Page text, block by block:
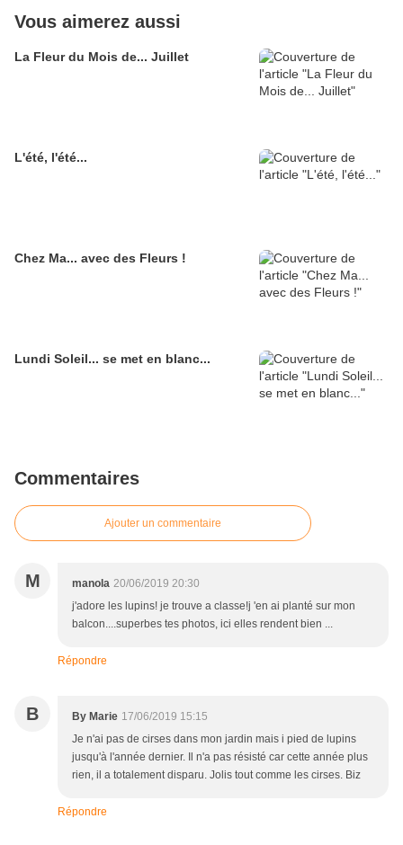
Vous aimerez aussi
La Fleur du Mois de... Juillet
L'été, l'été...
Chez Ma... avec des Fleurs !
Lundi Soleil... se met en blanc...
Commentaires
Ajouter un commentaire
M manola 20/06/2019 20:30
j'adore les lupins! je trouve a classe!j 'en ai planté sur mon
balcon....superbes tes photos, ici elles rendent bien ...
Répondre
B By Marie 17/06/2019 15:15
Je n'ai pas de cirses dans mon jardin mais i pied de lupins
jusqu'à l'année dernier. Il n'a pas résisté car cette année plus
rien, il a totalement disparu. Jolis tout comme les cirses. Biz
Répondre